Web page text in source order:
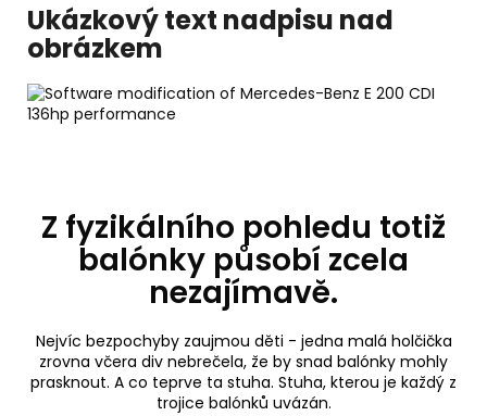
Ukázkový text nadpisu nad
obrázkem
Z fyzikálního pohledu totiž
balónky působí zcela
nezajímavě.
Nejvíc bezpochyby zaujmou děti - jedna malá holčička
zrovna včera div nebrečela, že by snad balónky mohly
prasknout. A co teprve ta stuha. Stuha, kterou je každý z
trojice balónků uvázán.